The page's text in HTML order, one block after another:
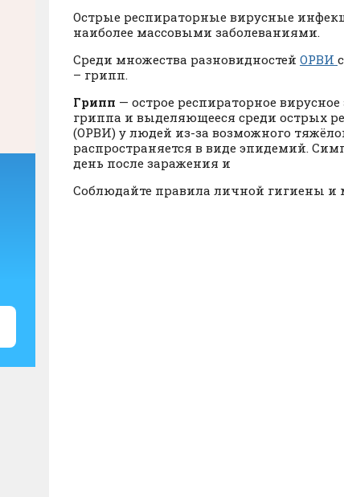
Острые респираторные вирусные
наиболее массовыми заболеваниями.
Среди множества разновидностей ОРВИ
– грипп.
Грипп — острое респираторное
гриппа и выделяющееся среди острых
(ОРВИ) у людей из-за возможного
распространяется в виде эпидемий.
день после заражения и
Соблюдайте правила личной гигиены